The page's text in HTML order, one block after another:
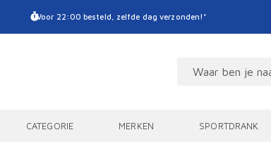
Voor 22:00 besteld, zelfde dag verzonden!*
CATEGORIE MERKEN SPORTDRANK